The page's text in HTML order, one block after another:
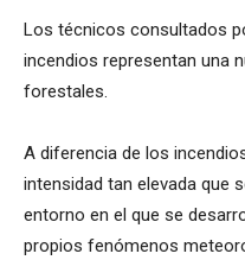
Los técnicos consultados
incendios representan una
forestales.
A diferencia de los
intensidad tan elevada que
entorno en el que se
propios fenómenos